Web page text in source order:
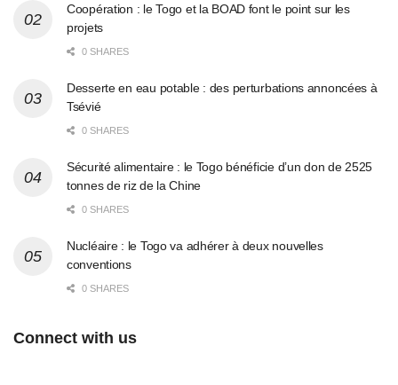
Coopération : le Togo et la BOAD font le point sur les
projets
0 SHARES
Desserte en eau potable : des perturbations annoncées à
Tsévié
0 SHARES
Sécurité alimentaire : le Togo bénéficie d’un don de 2525
tonnes de riz de la Chine
0 SHARES
Nucléaire : le Togo va adhérer à deux nouvelles
conventions
0 SHARES
Connect with us